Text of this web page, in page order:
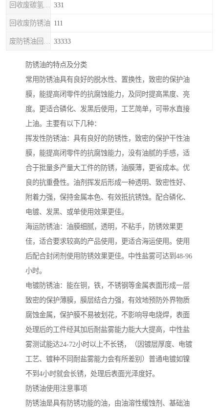
331
回收废防锈油 111
33333
防锈油的特点及分类
常用防锈油具有良好的脱水性、置换性，致密的保护油
膜，能提高闭零件的抗腐蚀能力，及同时提高黑度、亮
度。更适合磷化、发黑后使用，工艺简单，可带水直接
上油。主要有以下几种：
挥发性防锈油：具有良好的防锈性，致密的保护干性油
膜，能提高闭零件的抗腐蚀能力，没有油腻的手感，适
合于批量多产量大工件的防锈，油膜薄，更省成本。优
良的抗重叠性。油剂挥发后形成一种透明、致密性好、
附着力强，保持金属本色、有效抵抗锈蚀。配合磷化、
电镀、发黑、或单使用效果更佳。
海运防锈油：油膜细腻，透明，不粘手，防锈效果更
佳，适合要求较高的产品使用，更适合海运使用。使用
后配合封闭剂使用防锈效果更佳。中性盐雾可达到48-96
小时。
电镀防锈油：能在铜，铁，不锈钢等金属表面形成一层
致密的保护薄膜，膜层结合力强，有效地预防外界物质
腐蚀金属，保护膜不易被划花，不影响导电烧焊，表面
处理后的工件经其加后耐盐雾能力能大大提高，中性盐
雾测试能达24-72小时以上不长锈，（因镀层厚度、电镀
工艺、镀种不同耐盐雾能力会有所差别）普通电镀如镍
不到4小时就会长锈，处理后表面光泽度好。
防锈油使用注意事项
防锈油是具有防锈功能的油，由油溶性缓蚀剂、基础油